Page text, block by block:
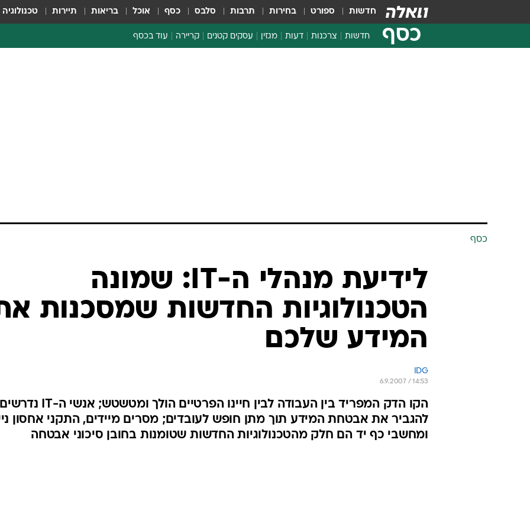
חדשות ספורט בחירות תרבות סלבס כסף אוכל בריאות תיירות טכנולוגיה
כסף חדשות צרכנות דעות מגזין עסקים קטנים קריירה עוד בכסף
כסף
לידיעת מנהלי ה-IT: שמונה
הטכנולוגיות החדשות שמסכנות
המידע שלכם
IDG
6.9.2007 / 14:53
הקו הדק המפריד בין העבודה לבין חיינו הפרטיים הולך ומטשטש; אנשי ה-IT נדרשים
להגביר את אבטחת המידע תוך מתן חופש לעובדים; מסרים מיידים, התקני אחסון
ומחשבי כף יד הם חלק מהטכנולוגיות החדשות שטומנות בחובן סיכוני אבטחה